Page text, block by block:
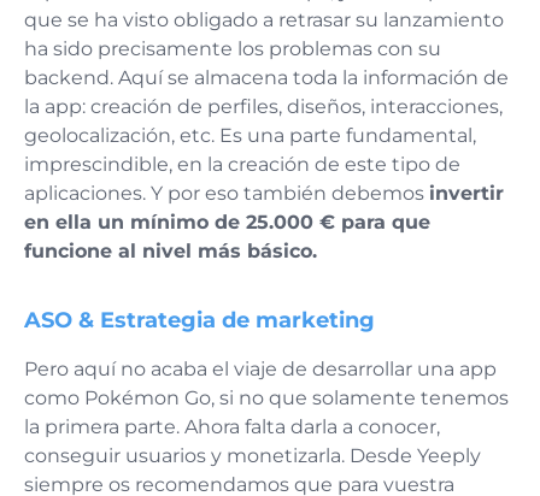
que se ha visto obligado a retrasar su lanzamiento
ha sido precisamente los problemas con su
backend. Aquí se almacena toda la información de
la app: creación de perfiles, diseños, interacciones,
geolocalización, etc. Es una parte fundamental,
imprescindible, en la creación de este tipo de
aplicaciones. Y por eso también debemos invertir
en ella un mínimo de 25.000 € para que
funcione al nivel más básico.
ASO & Estrategia de marketing
Pero aquí no acaba el viaje de desarrollar una app
como Pokémon Go, si no que solamente tenemos
la primera parte. Ahora falta darla a conocer,
conseguir usuarios y monetizarla. Desde Yeeply
siempre os recomendamos que para vuestra